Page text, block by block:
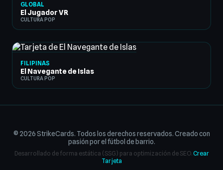
GLOBAL
El Jugador VR
CULTURA POP
FILIPINAS
El Navegante de Islas
CULTURA POP
© 2026 StrikeCards. Todos los derechos reservados. Creado con
pasión por el fútbol de barrio.
Desarrollado de forma estática (SSG) para optimización de SEO.Crear
Tarjeta